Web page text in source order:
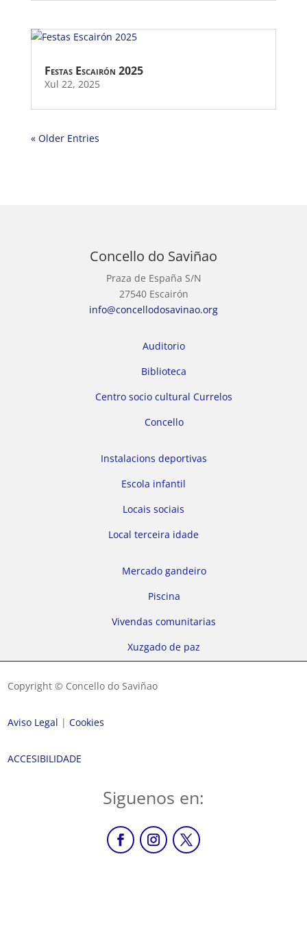
Festas Escairón 2025
Xul 22, 2025
« Older Entries
Concello do Saviñao
Praza de España S/N
27540 Escairón
info@concellodosavinao.org
Auditorio
Biblioteca
Centro socio cultural Currelos
Concello
Instalacions deportivas
Escola infantil
Locais sociais
Local terceira idade
Mercado gandeiro
Piscina
Vivendas comunitarias
Xuzgado de paz
Copyright © Concello do Saviñao
Aviso Legal |Cookies
ACCESIBILIDADE
Siguenos en: